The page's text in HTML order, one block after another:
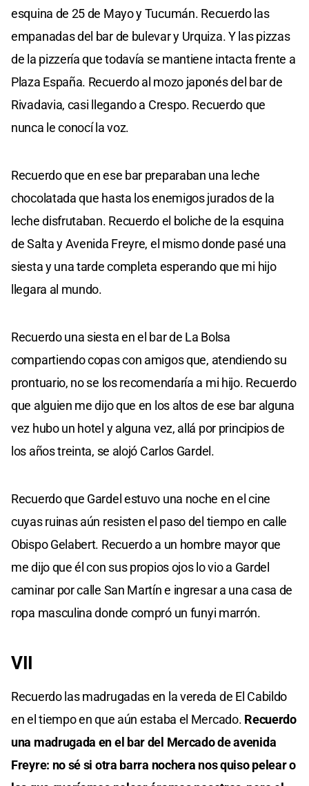
esquina de 25 de Mayo y Tucumán. Recuerdo las
empanadas del bar de bulevar y Urquiza. Y las pizzas
de la pizzería que todavía se mantiene intacta frente a
Plaza España. Recuerdo al mozo japonés del bar de
Rivadavia, casi llegando a Crespo. Recuerdo que
nunca le conocí la voz.
Recuerdo que en ese bar preparaban una leche
chocolatada que hasta los enemigos jurados de la
leche disfrutaban. Recuerdo el boliche de la esquina
de Salta y Avenida Freyre, el mismo donde pasé una
siesta y una tarde completa esperando que mi hijo
llegara al mundo.
Recuerdo una siesta en el bar de La Bolsa
compartiendo copas con amigos que, atendiendo su
prontuario, no se los recomendaría a mi hijo. Recuerdo
que alguien me dijo que en los altos de ese bar alguna
vez hubo un hotel y alguna vez, allá por principios de
los años treinta, se alojó Carlos Gardel.
Recuerdo que Gardel estuvo una noche en el cine
cuyas ruinas aún resisten el paso del tiempo en calle
Obispo Gelabert. Recuerdo a un hombre mayor que
me dijo que él con sus propios ojos lo vio a Gardel
caminar por calle San Martín e ingresar a una casa de
ropa masculina donde compró un funyi marrón.
VII
Recuerdo las madrugadas en la vereda de El Cabildo
en el tiempo en que aún estaba el Mercado. Recuerdo
una madrugada en el bar del Mercado de avenida
Freyre: no sé si otra barra nochera nos quiso pelear o